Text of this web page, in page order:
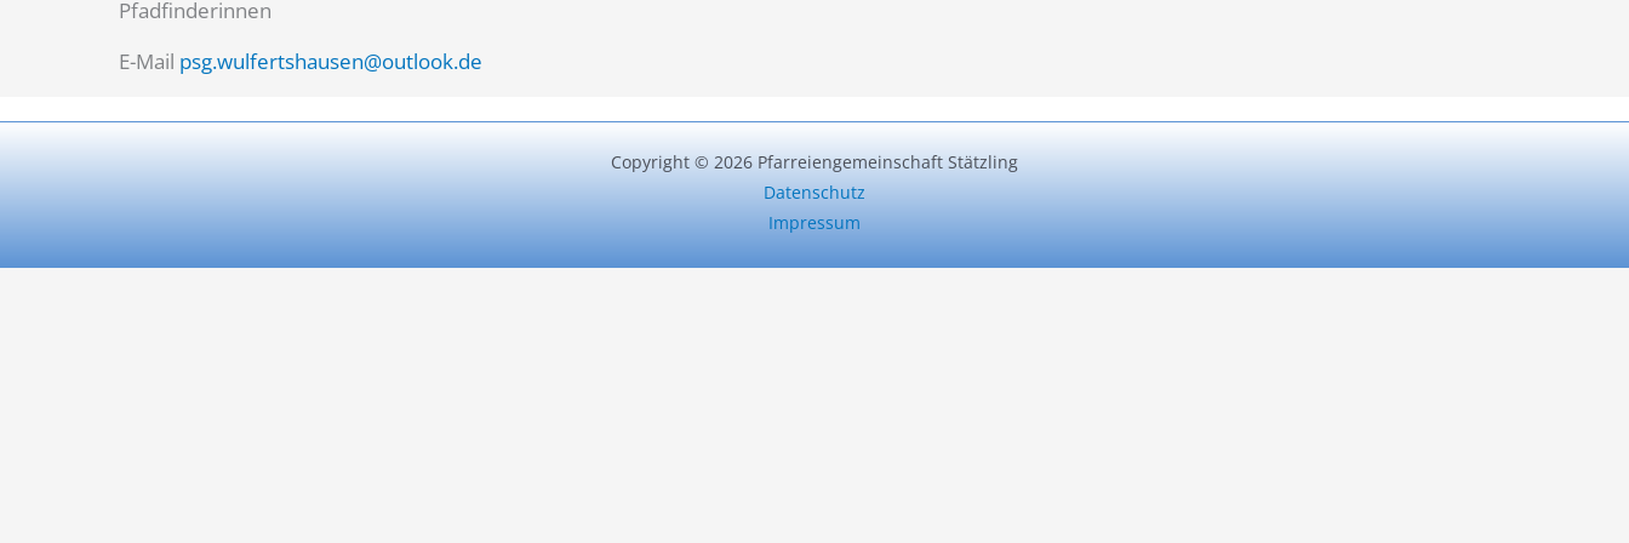
Pfadfinderinnen
E-Mail psg.wulfertshausen@outlook.de
Copyright © 2026 Pfarreiengemeinschaft Stätzling
Datenschutz
Impressum